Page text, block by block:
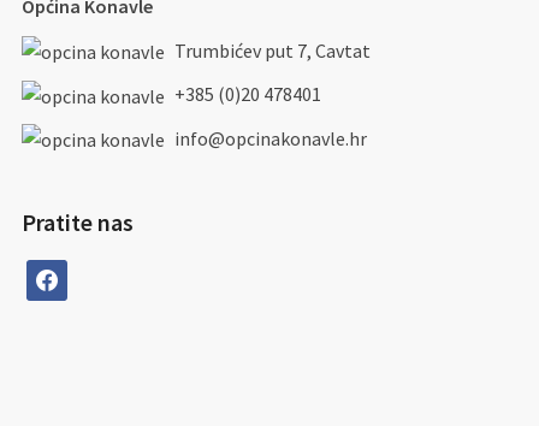
Općina Konavle
Trumbićev put 7, Cavtat
+385 (0)20 478401
info@opcinakonavle.hr
Pratite nas
facebook